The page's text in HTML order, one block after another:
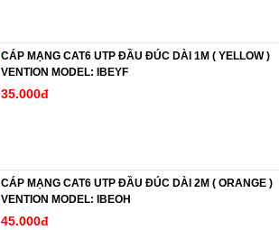
CÁP MẠNG CAT6 UTP ĐẦU ĐÚC DÀI 1M ( YELLOW )
VENTION MODEL: IBEYF
35.000đ
CÁP MẠNG CAT6 UTP ĐẦU ĐÚC DÀI 2M ( ORANGE )
VENTION MODEL: IBEOH
45.000đ